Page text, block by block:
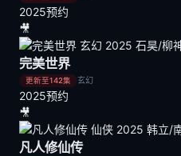
2025预约
🎥
完美世界
更新至142集 玄幻
2025预约
🎥
凡人修仙传